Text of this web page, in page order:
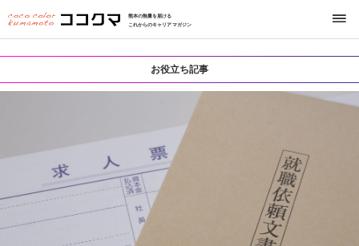
熊本の熱量を届ける
これからのキャリアマガジン
お役立ち記事